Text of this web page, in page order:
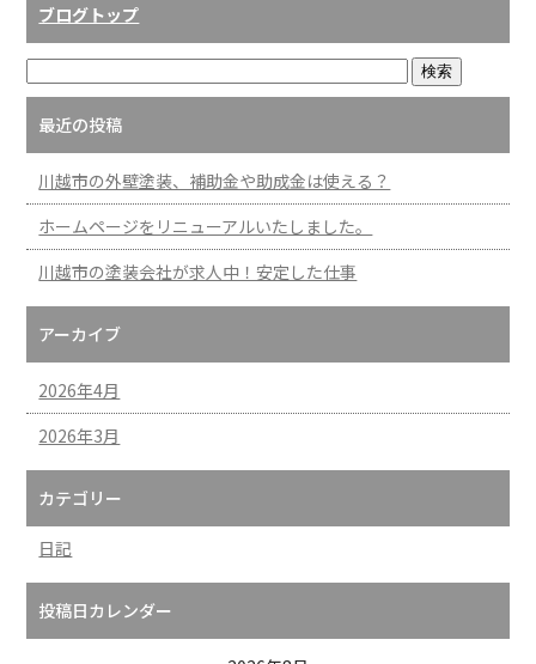
ブログトップ
最近の投稿
川越市の外壁塗装、補助金や助成金は使える？
ホームページをリニューアルいたしました。
川越市の塗装会社が求人中！安定した仕事
アーカイブ
2026年4月
2026年3月
カテゴリー
日記
投稿日カレンダー